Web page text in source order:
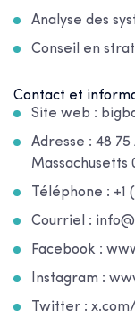
Analyse des
Conseil en
Contact et
Site web :
Adresse : 48
Massachusetts
Téléphone : +1
Courriel :
Facebook :
Instagram :
Twitter :